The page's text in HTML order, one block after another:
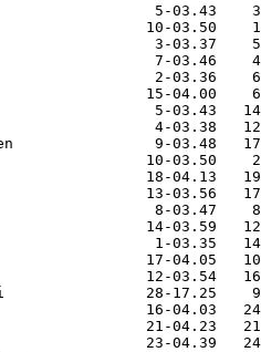
5-03.43
10-03.50
3-03.37
7-03.46
2-03.36
15-04.00
5-03.43
4-03.38
9-03.48
10-03.50
18-04.13
13-03.56
8-03.47
14-03.59
1-03.35
17-04.05
12-03.54
28-17.25
16-04.03
21-04.23
23-04.39